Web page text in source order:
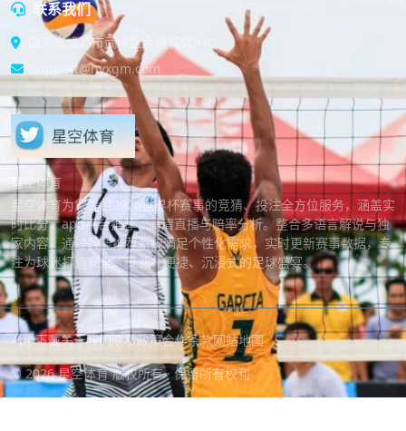
联系我们
四川省成都市武侯区金融城SOHO
support@hyxgm.com
星空体育
星空体育为您提供2026世界杯赛事的竞猜、投注全方位服务，涵盖实
时比分、app平台推荐、高清直播与赔率分析。整合多语言解说与独
家内容，通过智能推荐系统满足个性化需求，实时更新赛事数据，专
注为球迷打造安全、专业、便捷、沉浸式的足球盛宴。
App下载关于我们隐私政策合作条款网站地图
© 2026 星空体育 版权所有 · 保留所有权利